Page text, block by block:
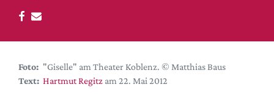
DdB-map
Kalender
Festival-Planer
Foto: "Giselle" am Theater Koblenz. © Matthias Baus
Text: Hartmut Regitz am 22. Mai 2012